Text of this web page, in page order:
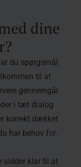
dine
du spørgsmål
til at
gennemgår
i tæt dialog
korrekt dækket
har behov for.
sidder klar til at